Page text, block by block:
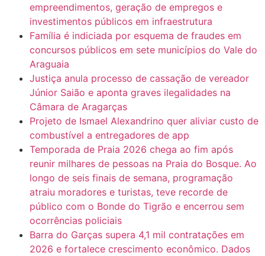
empreendimentos, geração de empregos e
investimentos públicos em infraestrutura
Família é indiciada por esquema de fraudes em
concursos públicos em sete municípios do Vale do
Araguaia
Justiça anula processo de cassação de vereador
Júnior Saião e aponta graves ilegalidades na
Câmara de Aragarças
Projeto de Ismael Alexandrino quer aliviar custo de
combustível a entregadores de app
Temporada de Praia 2026 chega ao fim após
reunir milhares de pessoas na Praia do Bosque. Ao
longo de seis finais de semana, programação
atraiu moradores e turistas, teve recorde de
público com o Bonde do Tigrão e encerrou sem
ocorrências policiais
Barra do Garças supera 4,1 mil contratações em
2026 e fortalece crescimento econômico. Dados